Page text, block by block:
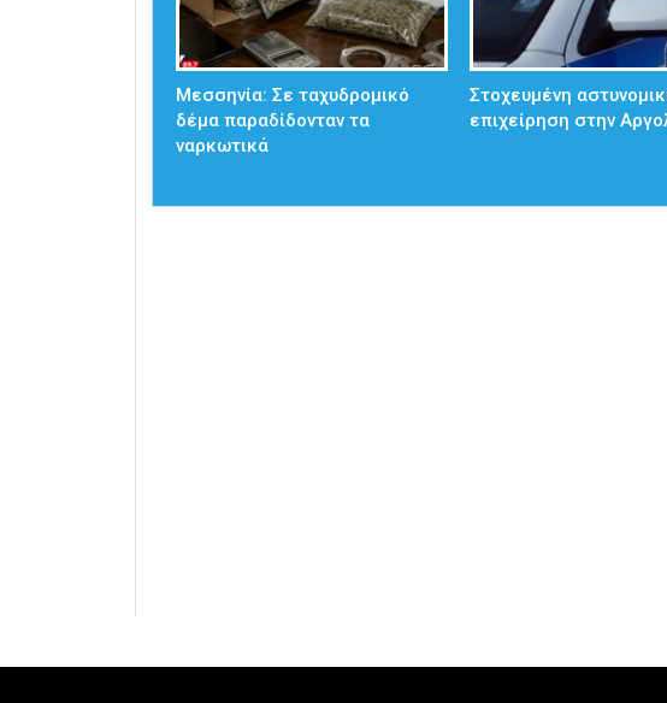
Μεσσηνία: Σε ταχυδρομικό
δέμα παραδίδονταν τα
ναρκωτικά
Στοχευμένη
επιχείρηση στην